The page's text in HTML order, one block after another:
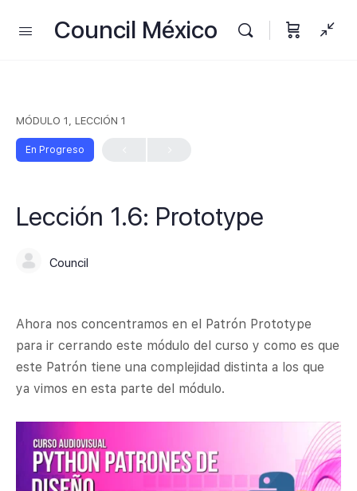
Council México
MÓDULO 1, LECCIÓN 1
En Progreso
Lección 1.6: Prototype
Council
Ahora nos concentramos en el Patrón Prototype
para ir cerrando este módulo del curso y como es que
este Patrón tiene una complejidad distinta a los que
ya vimos en esta parte del módulo.